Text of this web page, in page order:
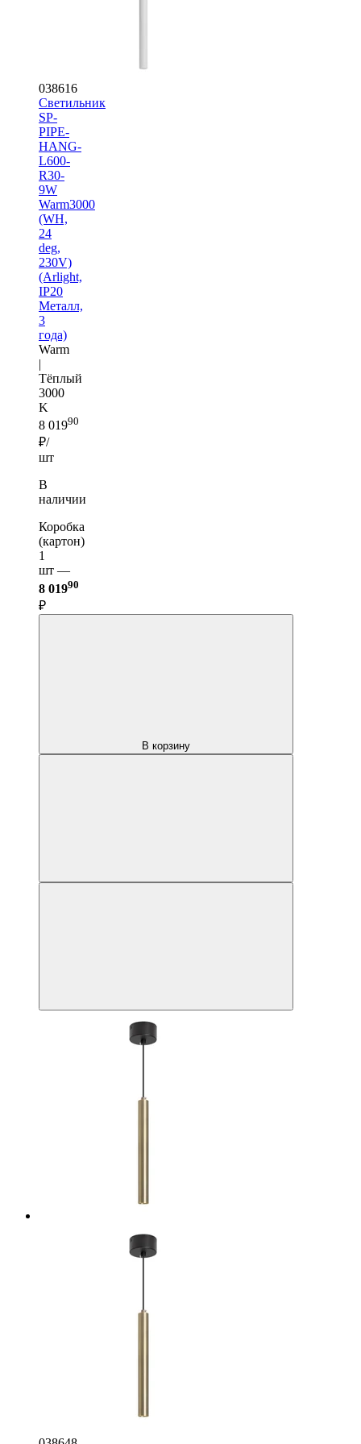
038616
Светильник
SP-
PIPE-
HANG-
L600-
R30-
9W
Warm3000
(WH,
24
deg,
230V)
(Arlight,
IP20
Металл,
3
года)
Warm
|
Тёплый
3000
K
8 01990
₽/
шт
В
наличии
Коробка
(картон)
1
шт —
8 01990
₽
В корзину